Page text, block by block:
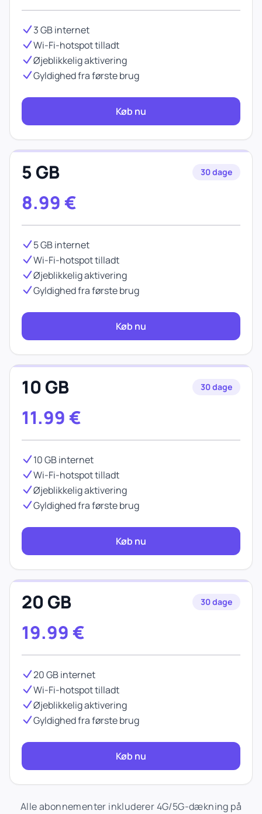
3 GB internet
Wi-Fi-hotspot tilladt
Øjeblikkelig aktivering
Gyldighed fra første brug
Køb nu
5 GB 30 dage
8.99 €
5 GB internet
Wi-Fi-hotspot tilladt
Øjeblikkelig aktivering
Gyldighed fra første brug
Køb nu
10 GB 30 dage
11.99 €
10 GB internet
Wi-Fi-hotspot tilladt
Øjeblikkelig aktivering
Gyldighed fra første brug
Køb nu
20 GB 30 dage
19.99 €
20 GB internet
Wi-Fi-hotspot tilladt
Øjeblikkelig aktivering
Gyldighed fra første brug
Køb nu
Alle abonnementer inkluderer 4G/5G-dækning på